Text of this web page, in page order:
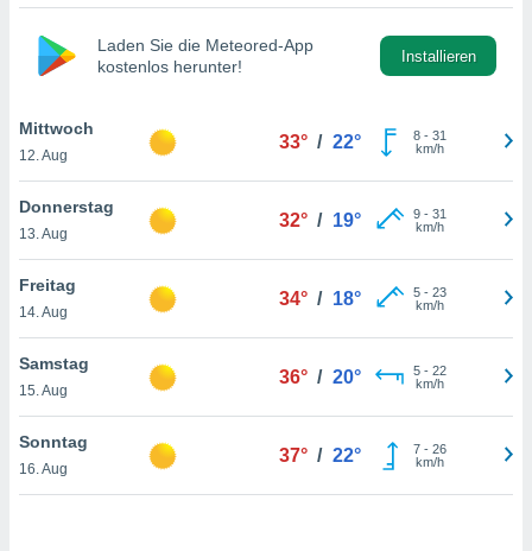
. Sie
jederzeit
Sie
der
weiterhin
Laden Sie die Meteored-App
kostenlos herunter!
Installieren
Mittwoch
12. Aug
33° / 22° 8- 31
km/h
Donnerstag
13. Aug
32° / 19° 9- 31
km/h
Freitag
14. Aug
34° / 18° 5- 23
km/h
Samstag
15. Aug
36° / 20° 5- 22
km/h
Sonntag
16. Aug
37° / 22° 7- 26
km/h